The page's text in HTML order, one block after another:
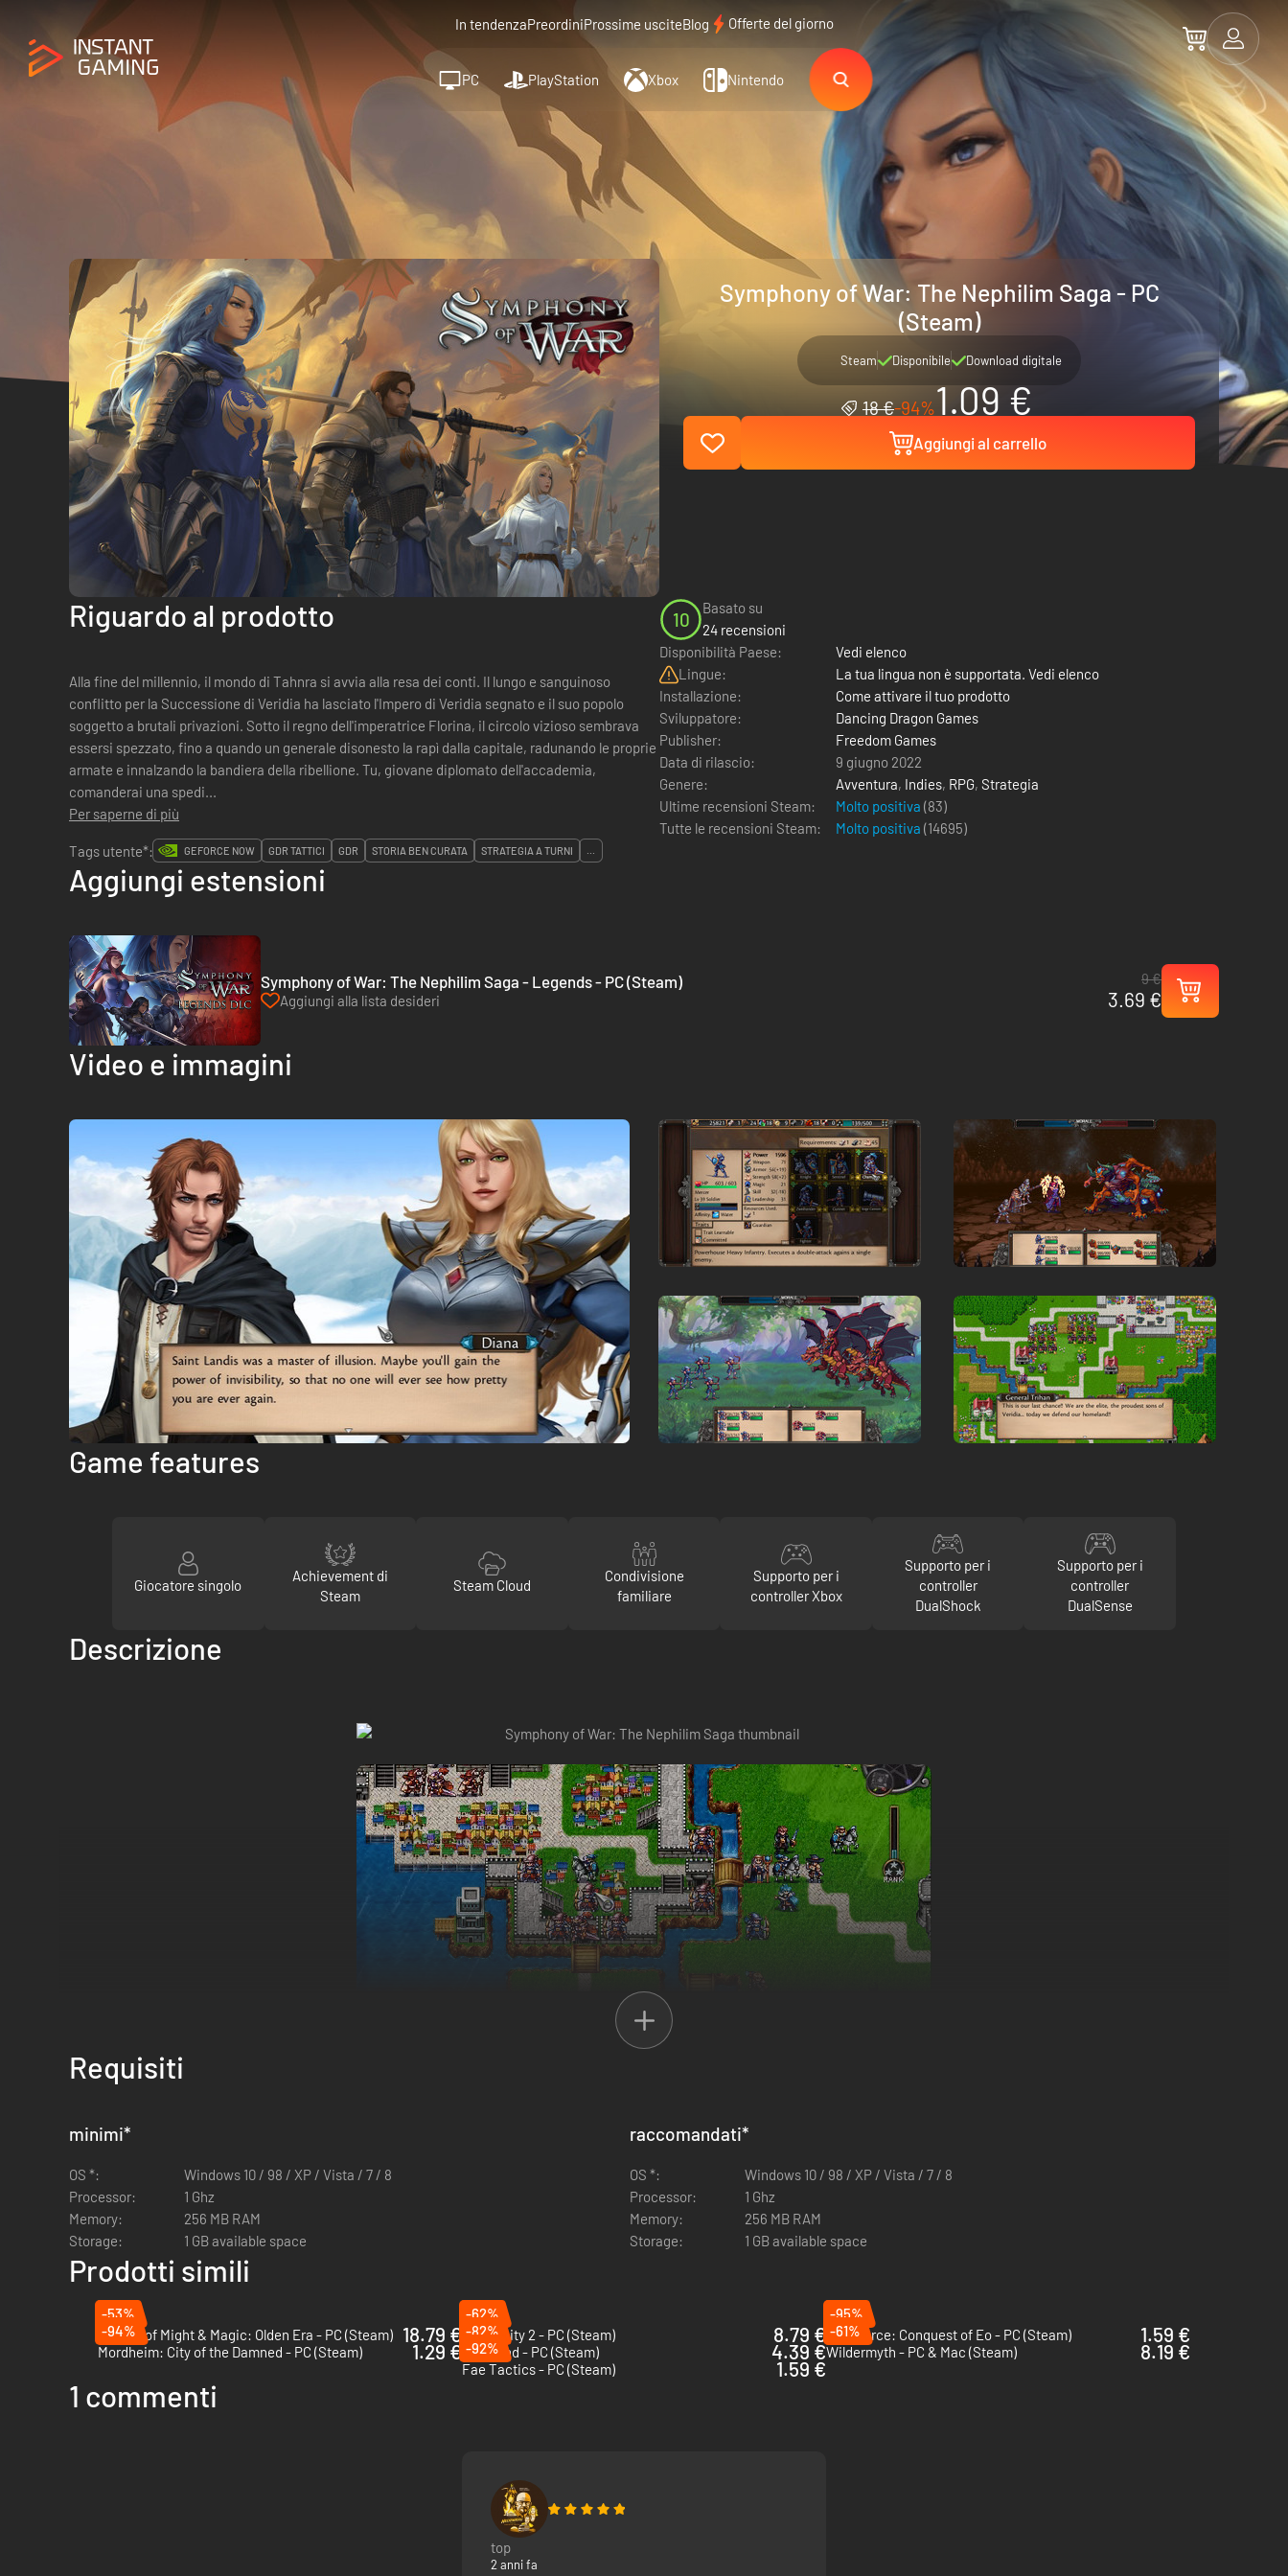
In tendenzaPreordiniProssime usciteBlog Offerte del giorno
PC PlayStation Xbox Nintendo
Symphony of War: The Nephilim Saga - PC
(Steam)
Steam Disponibile Download digitale
18 €-94%1.09 €
Aggiungi al carrello
Riguardo al prodotto
Alla fine del millennio, il mondo di Tahnra si avvia alla resa dei conti. Il lungo e sanguinoso
conflitto per la Successione di Veridia ha lasciato l'Impero di Veridia segnato e il suo popolo
soggetto a brutali privazioni. Sotto il regno dell'imperatrice Florina, il circolo vizioso sembrava
essersi spezzato, fino a quando un generale disonesto la rapì dalla capitale, radunando le proprie
armate e innalzando la bandiera della ribellione. Tu, giovane diplomato dell'accademia,
comanderai una spedi...
Per saperne di più
10
Basato su
24 recensioni
Disponibilità Paese:
Vedi elenco
Lingue:
La tua lingua non è supportata. Vedi elenco
Installazione:
Come attivare il tuo prodotto
Sviluppatore:
Dancing Dragon Games
Publisher:
Freedom Games
Data di rilascio:
9 giugno 2022
Genere:
Avventura, Indies, RPG, Strategia
Ultime recensioni Steam:
Molto positiva (83)
Tutte le recensioni Steam:
Molto positiva (14695)
Tags utente*:
GEFORCE NOW GDR TATTICI GDR STORIA BEN CURATA STRATEGIA A TURNI ...
Aggiungi estensioni
Symphony of War: The Nephilim Saga - Legends - PC (Steam)
Aggiungi alla lista desideri
9 €
3.69 €
Video e immagini
Game features
Giocatore singolo
Achievement di
Steam
Steam Cloud
Condivisione
familiare
Supporto per i
controller Xbox
Supporto per i
controller
DualShock
Supporto per i
controller
DualSense
Descrizione
Alla fine del millennio, il mondo di Tahnra si avvia alla resa dei conti. Il lungo e sanguinoso conflitto per la Successione di Veridia ha lasciato l'Impero di Veridia segnato e il suo popolo
soggetto a brutali privazioni. Sotto il regno dell'imperatrice Florina, il circolo vizioso sembrava essersi spezzato, fino a quando un generale disonesto la rapì dalla capitale, radunando le
proprie armate e innalzando la bandiera della ribellione. Tu, giovane diplomato dell'accademia, comanderai una spedizione contro queste forze... un conflitto che scatenerà una catena di
RPG strategico a turni in 2D
Campagna di 30-40 ore ricca di storia con un enorme valore di rigiocabilità
Oltre 50 classi di personaggi per le vostre truppe
La profondità delle tattiche si impara giocando
Possibilità illimitate per la costruzione dei personaggi e delle squadre
Requisiti
minimi*
OS *:
Windows 10 / 98 / XP / Vista / 7 / 8
Processor:
1 Ghz
Memory:
256 MB RAM
Storage:
1 GB available space
raccomandati*
OS *:
Windows 10 / 98 / XP / Vista / 7 / 8
Processor:
1 Ghz
Memory:
256 MB RAM
Storage:
1 GB available space
Prodotti simili
-53%
Heroes of Might & Magic: Olden Era - PC (Steam)
18.79 €
-62%
Dark Deity 2 - PC (Steam)
8.79 €
-95%
SpellForce: Conquest of Eo - PC (Steam)
1.59 €
-94%
Mordheim: City of the Damned - PC (Steam)
1.29 €
-82%
Inkbound - PC (Steam)
4.39 €
-61%
Wildermyth - PC & Mac (Steam)
8.19 €
-92%
Fae Tactics - PC (Steam)
1.59 €
1 commenti
top
2 anni fa